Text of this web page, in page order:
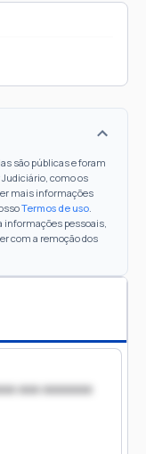
são públicas e foram
como os
mais informações
Termos de uso.
pessoais,
com a remoção dos
xxx xxxxxxx